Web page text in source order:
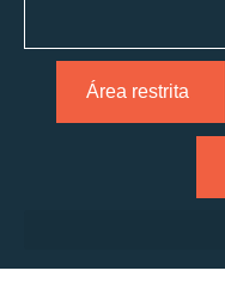
Área restrita